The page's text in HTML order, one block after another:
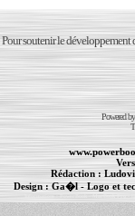
Pour soutenir le développement
Powered
Rédaction :
Design :Ga�l- Logo et
Informations :